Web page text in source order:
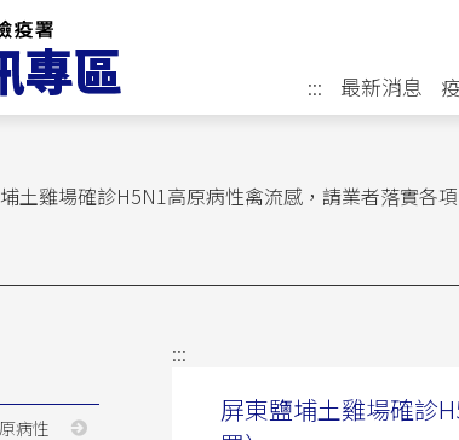
::: 最新消息
土雞場確診H5N1高原病性禽流感，請業者落實各
病性
:::
屏東鹽埔土雞場確診